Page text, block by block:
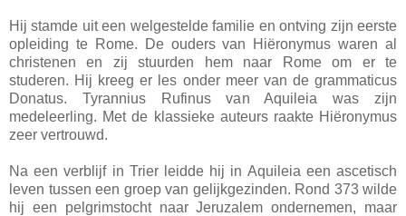
Hij stamde uit een welgestelde familie en ontving zijn eerste
opleiding te Rome. De ouders van Hiëronymus waren al
christenen en zij stuurden hem naar Rome om er te
studeren. Hij kreeg er les onder meer van de grammaticus
Donatus. Tyrannius Rufinus van Aquileia was zijn
medeleerling. Met de klassieke auteurs raakte Hiëronymus
zeer vertrouwd.
Na een verblijf in Trier leidde hij in Aquileia een ascetisch
leven tussen een groep van gelijkgezinden. Rond 373 wilde
hij een pelgrimstocht naar Jeruzalem ondernemen, maar